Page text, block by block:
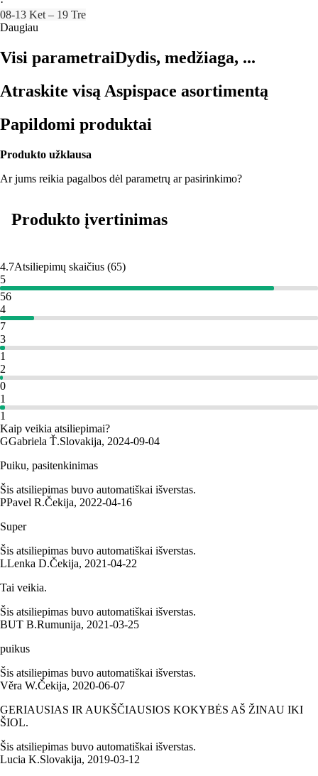
08‑13 Ket – 19 Tre
Daugiau
Visi parametraiDydis, medžiaga, ...
Atraskite visą Aspispace asortimentą
Papildomi produktai
Produkto užklausa
Ar jums reikia pagalbos dėl parametrų ar pasirinkimo?
Produkto įvertinimas
4.7Atsiliepimų skaičius (65)
5
56
4
7
3
1
2
0
1
1
Kaip veikia atsiliepimai?
GGabriela Ť.Slovakija, 2024‑09‑04
Puiku, pasitenkinimas
Šis atsiliepimas buvo automatiškai išverstas.
PPavel R.Čekija, 2022‑04‑16
Super
Šis atsiliepimas buvo automatiškai išverstas.
LLenka D.Čekija, 2021‑04‑22
Tai veikia.
Šis atsiliepimas buvo automatiškai išverstas.
BUT B.Rumunija, 2021‑03‑25
puikus
Šis atsiliepimas buvo automatiškai išverstas.
Věra W.Čekija, 2020‑06‑07
GERIAUSIAS IR AUKŠČIAUSIOS KOKYBĖS AŠ ŽINAU IKI
ŠIOL.
Šis atsiliepimas buvo automatiškai išverstas.
Lucia K.Slovakija, 2019‑03‑12